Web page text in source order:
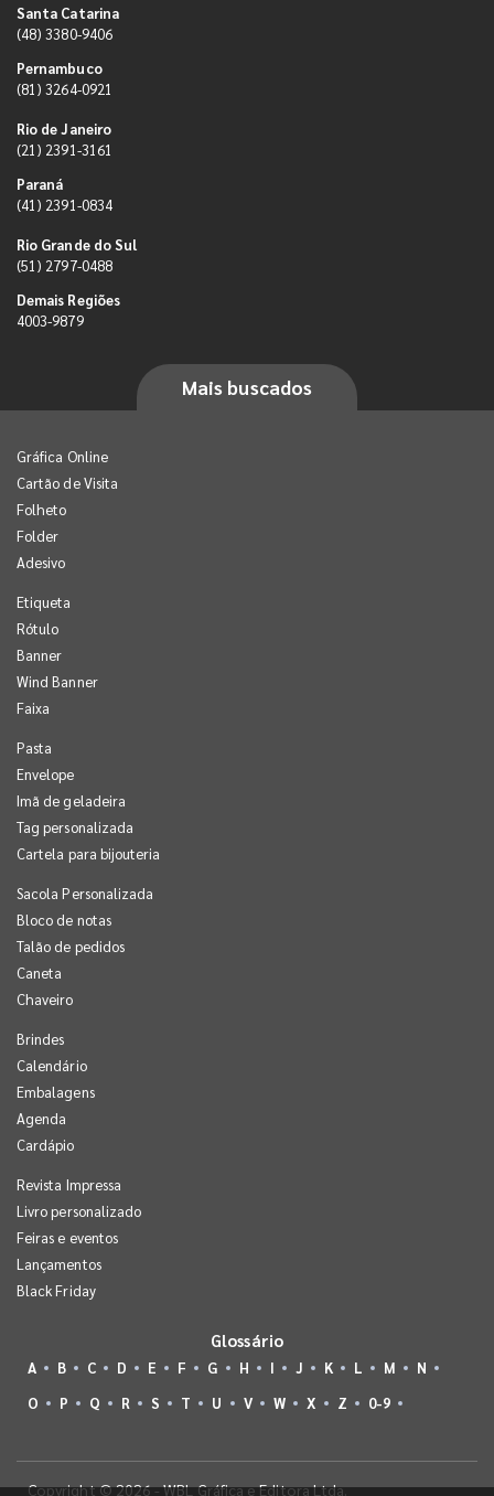
Santa Catarina
(48) 3380-9406
Pernambuco
(81) 3264-0921
Rio de Janeiro
(21) 2391-3161
Paraná
(41) 2391-0834
Rio Grande do Sul
(51) 2797-0488
Demais Regiões
4003-9879
Mais buscados
Gráfica Online
Cartão de Visita
Folheto
Folder
Adesivo
Etiqueta
Rótulo
Banner
Wind Banner
Faixa
Pasta
Envelope
Imã de geladeira
Tag personalizada
Cartela para bijouteria
Sacola Personalizada
Bloco de notas
Talão de pedidos
Caneta
Chaveiro
Brindes
Calendário
Embalagens
Agenda
Cardápio
Revista Impressa
Livro personalizado
Feiras e eventos
Lançamentos
Black Friday
Glossário
A B C D E F G H I J K L M
N
O
P Q R S T U V W X Z 0-9
Copyright © 2026 - WBL Gráfica e Editora Ltda.